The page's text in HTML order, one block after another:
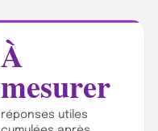
À
mesurer
réponses utiles